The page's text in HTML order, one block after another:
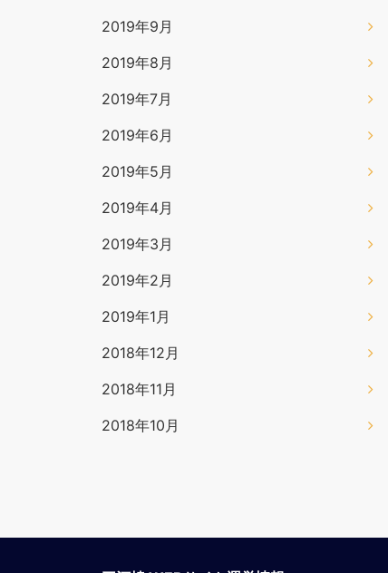
2019年9月
2019年8月
2019年7月
2019年6月
2019年5月
2019年4月
2019年3月
2019年2月
2019年1月
2018年12月
2018年11月
2018年10月